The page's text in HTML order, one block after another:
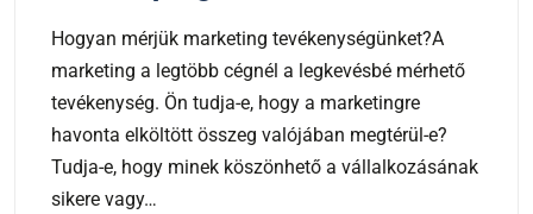
Hogyan mérjük marketing tevékenységünket?A
marketing a legtöbb cégnél a legkevésbé mérhető
tevékenység. Ön tudja-e, hogy a marketingre
havonta elköltött összeg valójában megtérül-e?
Tudja-e, hogy minek köszönhető a vállalkozásának
sikere vagy…